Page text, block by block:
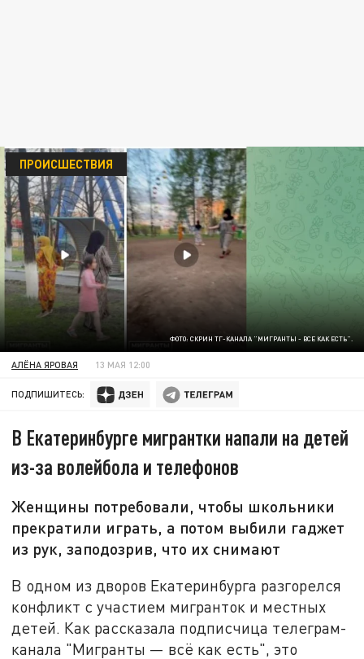
ФОТО: СКРИН ТГ-КАНАЛА "МИГРАНТЫ - ВСЕ КАК ЕСТЬ".
ПРОИСШЕСТВИЯ
АЛЁНА ЯРОВАЯ 13 МАЯ 12:00
ПОДПИШИТЕСЬ:
В Екатеринбурге мигрантки напали на детей
из-за волейбола и телефонов
Женщины потребовали, чтобы школьники
прекратили играть, а потом выбили гаджет
из рук, заподозрив, что их снимают
В одном из дворов Екатеринбурга разгорелся
конфликт с участием мигранток и местных
детей. Как рассказала подписчица телеграм-
канала "Мигранты — всё как есть", это